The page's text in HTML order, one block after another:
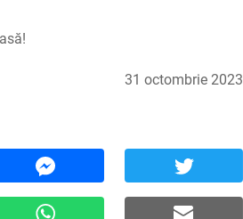
31 octombrie 2023